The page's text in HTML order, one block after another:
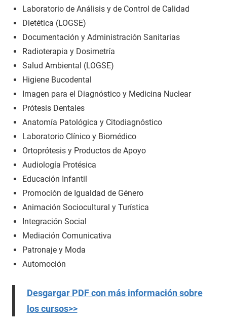
Laboratorio de Análisis y de Control de Calidad
Dietética (LOGSE)
Documentación y Administración Sanitarias
Radioterapia y Dosimetría
Salud Ambiental (LOGSE)
Higiene Bucodental
Imagen para el Diagnóstico y Medicina Nuclear
Prótesis Dentales
Anatomía Patológica y Citodiagnóstico
Laboratorio Clínico y Biomédico
Ortoprótesis y Productos de Apoyo
Audiología Protésica
Educación Infantil
Promoción de Igualdad de Género
Animación Sociocultural y Turística
Integración Social
Mediación Comunicativa
Patronaje y Moda
Automoción
Desgargar PDF con más información sobre
los cursos>>